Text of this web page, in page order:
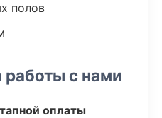
полов
с нами
оплаты